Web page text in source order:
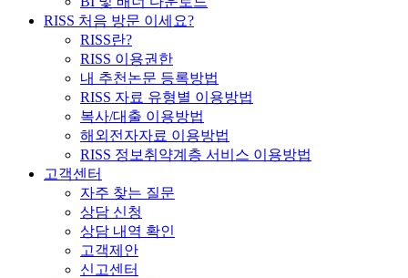
RISS 처음 방문 이세요?
RISS란?
RISS 이용권한
내 추천논문 등록방법
RISS 자료 유형별 이용방법
복사/대출 이용방법
해외전자자료 이용방법
RISS 정보취약계층 서비스 이용방법
고객센터
자주 찾는 질문
상담 신청
상담 내역 확인
고객제안
신고센터